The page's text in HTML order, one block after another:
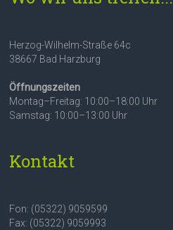
Herzog-Wilhelm-Straße 64c
38667 Bad Harzburg
Öffnungszeiten
Montag–Freitag: 10:00–18:00 Uhr
Samstag: 10:00–13:00 Uhr
Kontakt
Fon: (05322) 9059599
Fax: (05322) 9059993